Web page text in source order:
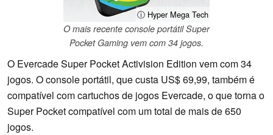
ⓘ Hyper Mega Tech
O mais recente console portátil Super
Pocket Gaming vem com 34 jogos.
O Evercade Super Pocket Activision Edition vem com 34
jogos. O console portátil, que custa US$ 69,99, também é
compatível com cartuchos de jogos Evercade, o que torna o
Super Pocket compatível com um total de mais de 650
jogos.